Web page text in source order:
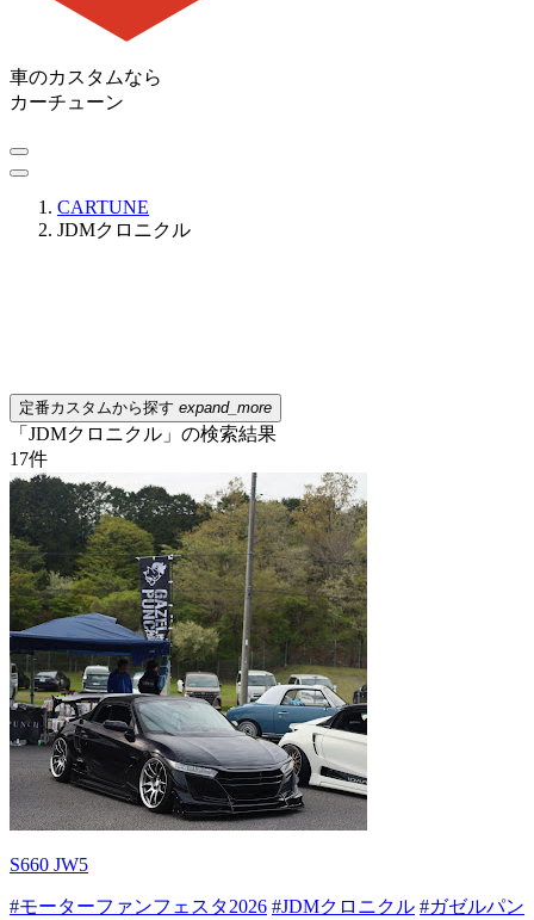
車のカスタムなら
カーチューン
CARTUNE
JDMクロニクル
定番カスタムから探す expand_more
「JDMクロニクル」の検索結果
17件
S660 JW5
#モーターファンフェスタ2026 #JDMクロニクル #ガゼルパン